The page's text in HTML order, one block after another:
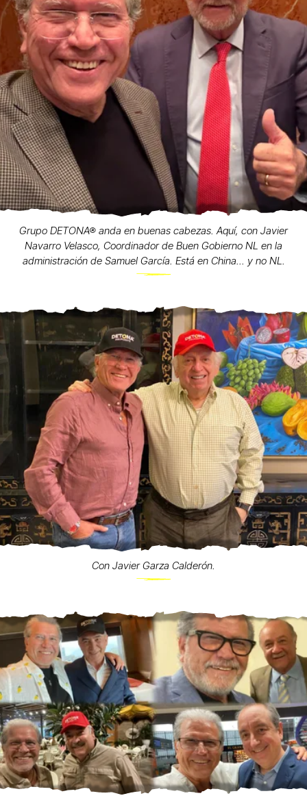
Grupo DETONA® anda en buenas cabezas. Aquí, con Javier
Navarro Velasco, Coordinador de Buen Gobierno NL en la
administración de Samuel García. Está en China... y no NL.
Con Javier Garza Calderón.